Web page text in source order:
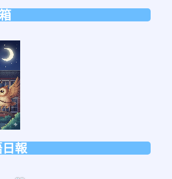
https://forms.gle/sb6qss7apF2uRjVc7
報